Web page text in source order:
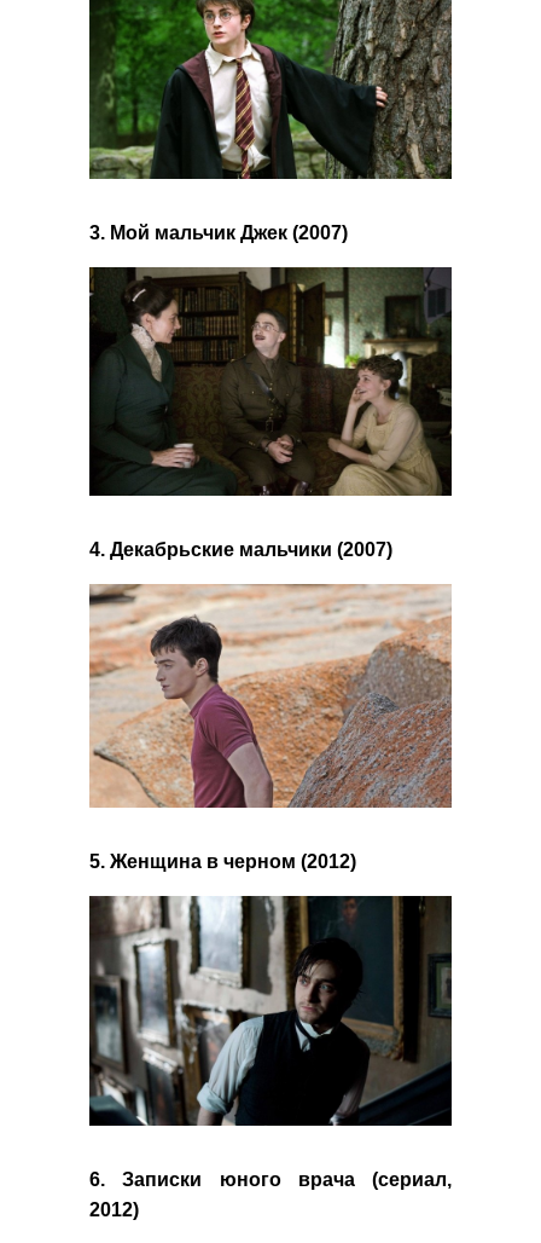
3. Мой мальчик Джек (2007)
4. Декабрьские мальчики (2007)
5. Женщина в черном (2012)
6. Записки юного врача (сериал,
2012)